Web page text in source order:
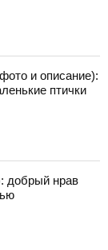
и описание):
птички
добрый нрав